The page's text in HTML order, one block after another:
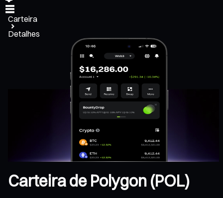
Carteira
Detalhes
Carteira de Polygon (POL)